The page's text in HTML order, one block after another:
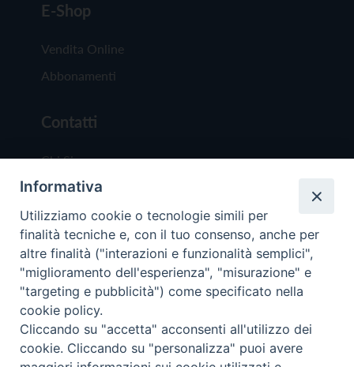
E-Shop
Vendita Online
Abbonamenti
Contatti
Chi Siamo
Redazione
Scrivici
Copyright © 2019 - Tutti i diritti riservati - Vita
Trentina Editrice
Informativa
Utilizziamo cookie o tecnologie simili per
finalità tecniche e, con il tuo consenso, anche per
altre finalità ("interazioni e funzionalità semplici",
"miglioramento dell'esperienza", "misurazione" e
"targeting e pubblicità") come specificato nella
cookie policy.
Cliccando su "accetta" acconsenti all'utilizzo dei
cookie. Cliccando su "personalizza" puoi avere